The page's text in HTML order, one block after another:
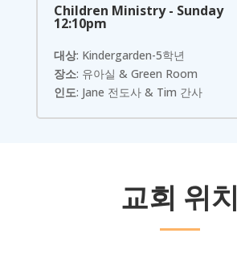
Children Ministry - Sunday
12:10pm
대상: Kindergarden-5학년
장소: 유아실 & Green Room
인도: Jane 전도사 & Tim 간사
교회 위치